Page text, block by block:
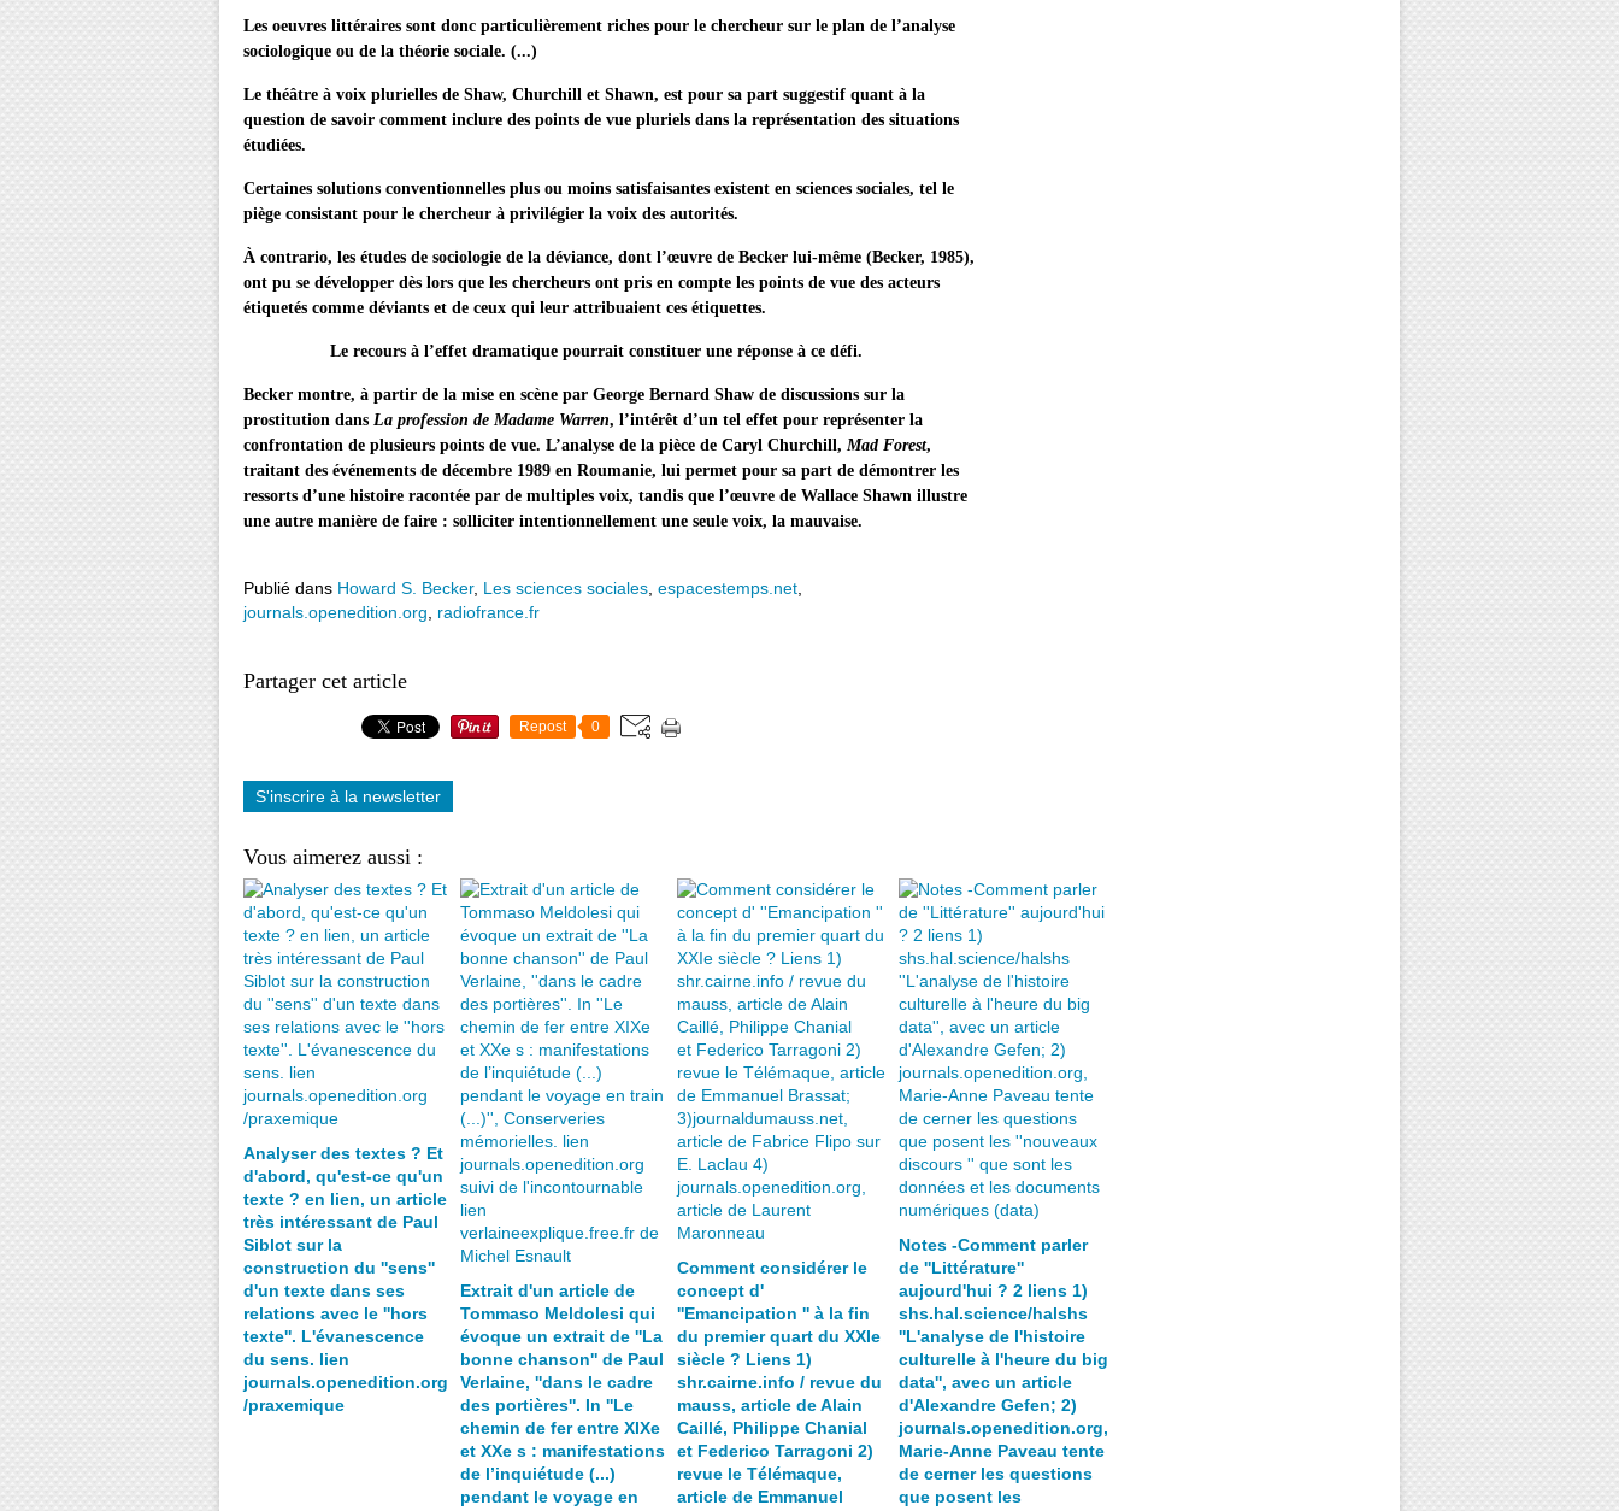
Les oeuvres littéraires sont donc particulièrement riches pour le chercheur sur le plan de l’analyse
sociologique ou de la théorie sociale. (...)
Le théâtre à voix plurielles de Shaw, Churchill et Shawn, est pour sa part suggestif quant à la
question de savoir comment inclure des points de vue pluriels dans la représentation des situations
étudiées.
Certaines solutions conventionnelles plus ou moins satisfaisantes existent en sciences sociales, tel le
piège consistant pour le chercheur à privilégier la voix des autorités.
À contrario, les études de sociologie de la déviance, dont l’œuvre de Becker lui-même (Becker, 1985),
ont pu se développer dès lors que les chercheurs ont pris en compte les points de vue des acteurs
étiquetés comme déviants et de ceux qui leur attribuaient ces étiquettes.
Le recours à l’effet dramatique pourrait constituer une réponse à ce défi.
Becker montre, à partir de la mise en scène par George Bernard Shaw de discussions sur la
prostitution dans La profession de Madame Warren, l’intérêt d’un tel effet pour représenter la
confrontation de plusieurs points de vue. L’analyse de la pièce de Caryl Churchill, Mad Forest,
traitant des événements de décembre 1989 en Roumanie, lui permet pour sa part de démontrer les
ressorts d’une histoire racontée par de multiples voix, tandis que l’œuvre de Wallace Shawn illustre
une autre manière de faire : solliciter intentionnellement une seule voix, la mauvaise.
Publié dans Howard S. Becker, Les sciences sociales espacestemps.net
journals.openedition.org
radiofrance.fr
Partager cet article
Repost 0
S'inscrire à la newsletter
Vous aimerez aussi :
Analyser des textes ? Et
d'abord, qu'est-ce qu'un
texte ? en lien, un article
très intéressant de Paul
Siblot sur la
construction du ''sens''
d'un texte dans ses
relations avec le ''hors
texte''. L'évanescence
du sens. lien
journals.openedition.org
/praxemique
Extrait d'un article de
Tommaso Meldolesi qui
évoque un extrait de ''La
bonne chanson'' de Paul
Verlaine, ''dans le cadre
des portières''. In ''Le
chemin de fer entre XIXe
et XXe s : manifestations
de l’inquiétude (...)
pendant le voyage en
Comment considérer le
concept d'
''Emancipation '' à la fin
du premier quart du XXIe
siècle ? Liens 1)
shr.cairne.info / revue du
mauss, article de Alain
Caillé, Philippe Chanial
et Federico Tarragoni 2)
revue le Télémaque,
article de Emmanuel
Notes -Comment parler
de ''Littérature''
aujourd'hui ? 2 liens 1)
shs.hal.science/halshs
''L'analyse de l'histoire
culturelle à l'heure du big
data'', avec un article
d'Alexandre Gefen; 2)
journals.openedition.org,
Marie-Anne Paveau tente
de cerner les questions
que posent les